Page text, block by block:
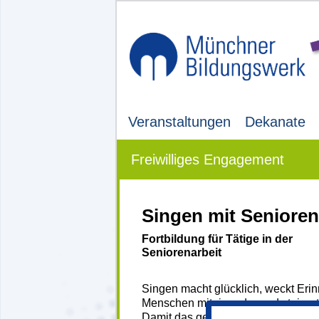
Veranstaltungen Dekanate
Freiwilliges Engagement
Singen mit Senioren
Fortbildung für Tätige in der
Seniorenarbeit
Singen macht glücklich, weckt
Menschen miteinander und